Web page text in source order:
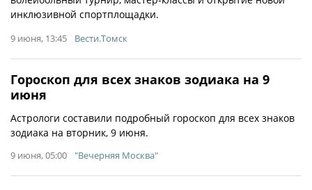
инклюзивной спортплощадки.
9 июня, 13:45 Вести.Томск
Гороскоп для всех знаков зодиака на 9
июня
Астрологи составили подробный гороскоп для всех знаков
зодиака на вторник, 9 июня.
9 июня, 05:00 "Вечерняя Москва"